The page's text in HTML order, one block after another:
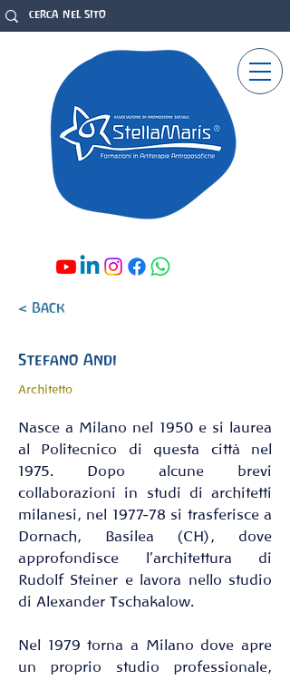
< Back
Stefano Andi
Architetto
Nasce a Milano nel 1950 e si laurea
al Politecnico di questa città nel
1975. Dopo alcune brevi
collaborazioni in studi di architetti
milanesi, nel 1977-78 si trasferisce a
Dornach, Basilea (CH), dove
approfondisce l'architettura di
Rudolf Steiner e lavora nello studio
di Alexander Tschakalow.
Nel 1979 torna a Milano dove apre
un proprio studio professionale,